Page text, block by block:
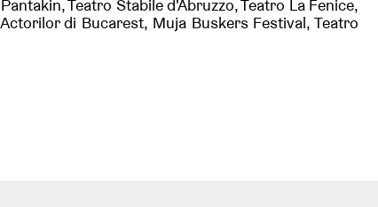
Teatro Stabile d'Abruzzo, Teatro La Fenice,
di Bucarest, Muja Buskers Festival, Teatro